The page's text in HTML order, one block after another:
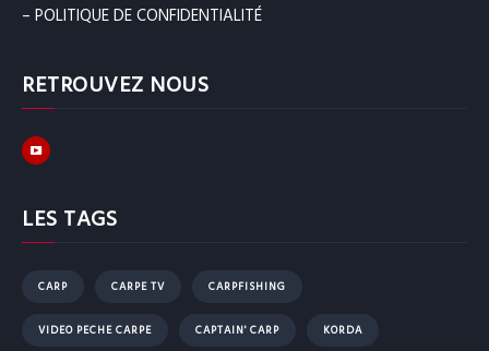
– POLITIQUE DE CONFIDENTIALITÉ
RETROUVEZ NOUS
LES TAGS
CARP CARPE TV CARPFISHING
VIDEO PECHE CARPE CAPTAIN' CARP KORDA